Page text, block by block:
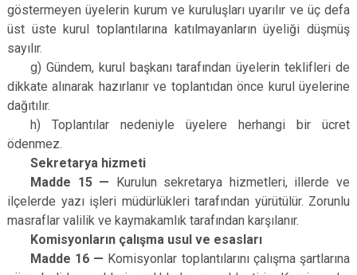
göstermeyen üyelerin kurum ve kuruluşları uyarılır ve üç defa
üst üste kurul toplantılarına katılmayanların üyeliği düşmüş
sayılır.
g) Gündem, kurul başkanı tarafından üyelerin teklifleri de
dikkate alınarak hazırlanır ve toplantıdan önce kurul üyelerine
dağıtılır.
h) Toplantılar nedeniyle üyelere herhangi bir ücret
ödenmez.
Sekretarya hizmeti
Madde 15 — Kurulun sekretarya hizmetleri, illerde ve
ilçelerde yazı işleri müdürlükleri tarafından yürütülür. Zorunlu
masraflar valilik ve kaymakamlık tarafından karşılanır.
Komisyonların çalışma usul ve esasları
Madde 16 — Komisyonlar toplantılarını çalışma şartlarına